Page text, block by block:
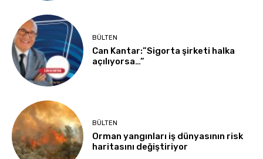
BÜLTEN
Can Kantar:”Sigorta şirketi halka
açılıyorsa…”
BÜLTEN
Orman yangınları iş dünyasının risk
haritasını değiştiriyor